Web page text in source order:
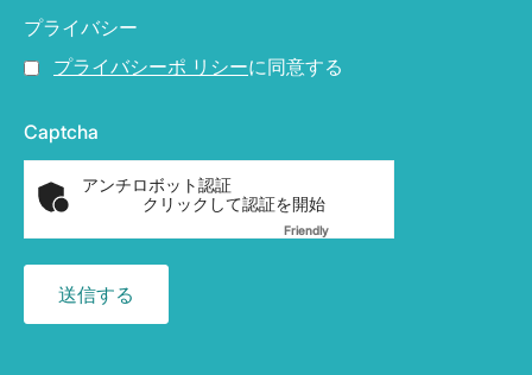
プライバシー
プライバシーポ リシーに同意する
Captcha
アンチロボット認証
クリックして認証を開始
FriendlyCaptcha ⇗